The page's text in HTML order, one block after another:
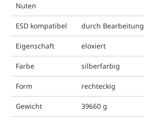
Nuten
ESD kompatibel durch Bearbeitung
Eigenschaft eloxiert
Farbe silberfarbig
Form rechteckig
Gewicht 39660 g